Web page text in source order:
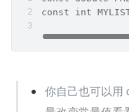
const int
你自己也可以用